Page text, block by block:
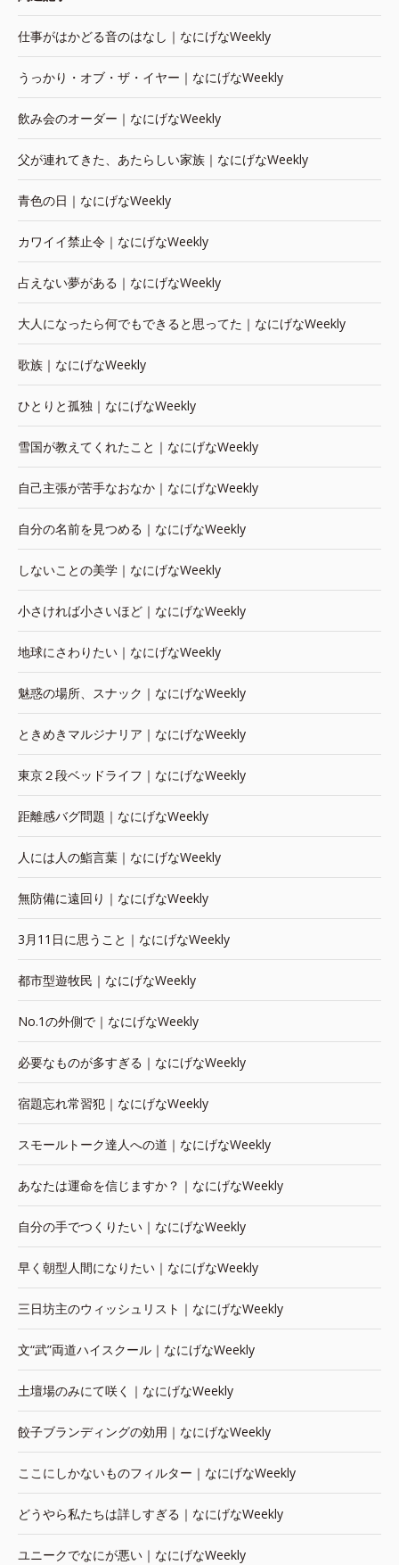
仕事がはかどる音のはなし｜なにげなWeekly
うっかり・オブ・ザ・イヤー｜なにげなWeekly
飲み会のオーダー｜なにげなWeekly
父が連れてきた、あたらしい家族｜なにげなWeekly
青色の日｜なにげなWeekly
カワイイ禁止令｜なにげなWeekly
占えない夢がある｜なにげなWeekly
大人になったら何でもできると思ってた｜なにげなWeekly
歌族｜なにげなWeekly
ひとりと孤独｜なにげなWeekly
雪国が教えてくれたこと｜なにげなWeekly
自己主張が苦手なおなか｜なにげなWeekly
自分の名前を見つめる｜なにげなWeekly
しないことの美学｜なにげなWeekly
小さければ小さいほど｜なにげなWeekly
地球にさわりたい｜なにげなWeekly
魅惑の場所、スナック｜なにげなWeekly
ときめきマルジナリア｜なにげなWeekly
東京２段ベッドライフ｜なにげなWeekly
距離感バグ問題｜なにげなWeekly
人には人の鮨言葉｜なにげなWeekly
無防備に遠回り｜なにげなWeekly
3月11日に思うこと｜なにげなWeekly
都市型遊牧民｜なにげなWeekly
No.1の外側で｜なにげなWeekly
必要なものが多すぎる｜なにげなWeekly
宿題忘れ常習犯｜なにげなWeekly
スモールトーク達人への道｜なにげなWeekly
あなたは運命を信じますか？｜なにげなWeekly
自分の手でつくりたい｜なにげなWeekly
早く朝型人間になりたい｜なにげなWeekly
三日坊主のウィッシュリスト｜なにげなWeekly
文“武”両道ハイスクール｜なにげなWeekly
土壇場のみにて咲く｜なにげなWeekly
餃子ブランディングの効用｜なにげなWeekly
ここにしかないものフィルター｜なにげなWeekly
どうやら私たちは詳しすぎる｜なにげなWeekly
ユニークでなにが悪い｜なにげなWeekly